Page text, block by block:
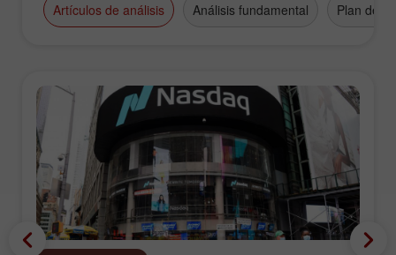
Artículos de análisis Análisis fundamental Plan de